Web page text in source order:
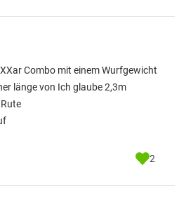
Combo mit einem Wurfgewicht
länge von Ich glaube 2,3m
2